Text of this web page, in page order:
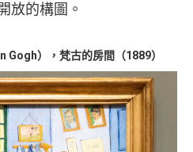
放的構圖。
Gogh），梵古的房間（1889）